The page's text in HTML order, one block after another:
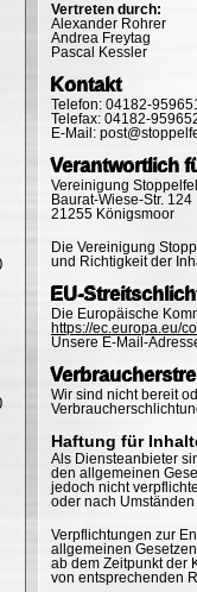
Vertreten durch:
Alexander Rohrer
Andrea Freytag
Pascal Kessler
Kontakt
Telefon: 04182-
Telefax: 04182-
E-Mail:
Verantwortlich
Vereinigung
Baurat-Wiese-Str. 124
21255 Königsmoor
Die Vereinigung
und Richtigkeit der
EU-
Die Europäische
https://ec.europa.eu/
Unsere E-Mail-
Wir sind nicht bereit
Haftung für
Als Diensteanbieter
den allgemeinen
jedoch nicht
oder nach
Verpflichtungen zur
allgemeinen
ab dem Zeitpunkt der
von entsprechenden